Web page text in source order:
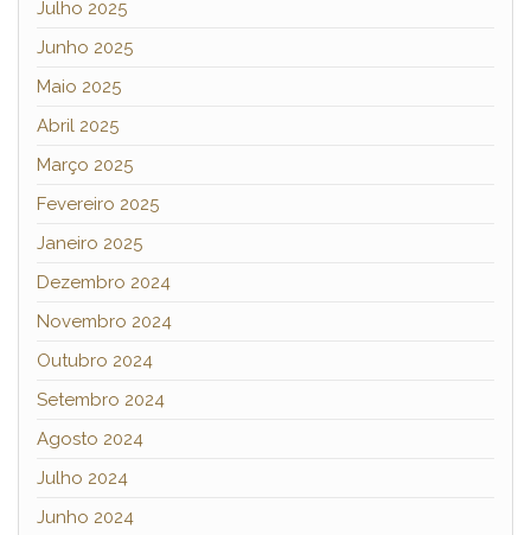
Julho 2025
Junho 2025
Maio 2025
Abril 2025
Março 2025
Fevereiro 2025
Janeiro 2025
Dezembro 2024
Novembro 2024
Outubro 2024
Setembro 2024
Agosto 2024
Julho 2024
Junho 2024